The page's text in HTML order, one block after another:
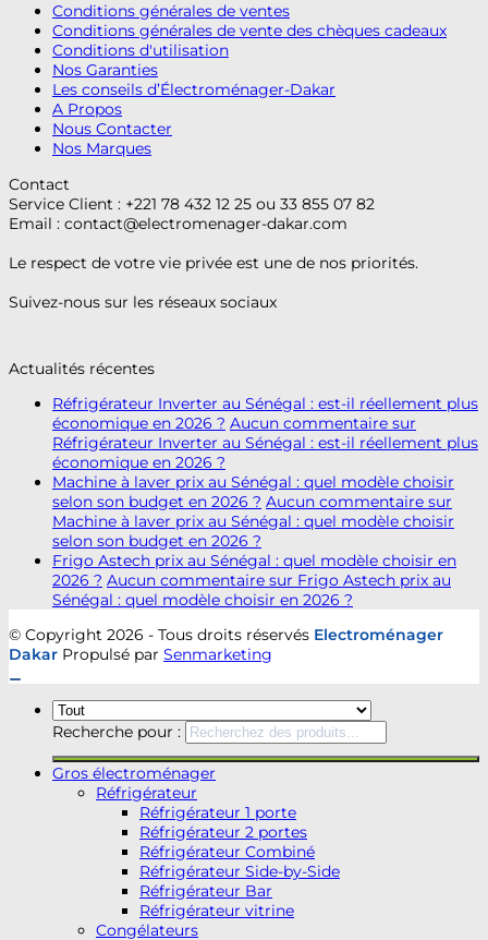
Conditions générales de ventes
Conditions générales de vente des chèques cadeaux
Conditions d'utilisation
Nos Garanties
Les conseils d’Électroménager-Dakar
A Propos
Nous Contacter
Nos Marques
Contact
Service Client : +221 78 432 12 25 ou 33 855 07 82
Email : contact@electromenager-dakar.com
Le respect de votre vie privée est une de nos priorités.
Suivez-nous sur les réseaux sociaux
Actualités récentes
Réfrigérateur Inverter au Sénégal : est-il réellement plus
économique en 2026 ? Aucun commentaire sur
Réfrigérateur Inverter au Sénégal : est-il réellement plus
économique en 2026 ?
Machine à laver prix au Sénégal : quel modèle choisir
selon son budget en 2026 ? Aucun commentaire sur
Machine à laver prix au Sénégal : quel modèle choisir
selon son budget en 2026 ?
Frigo Astech prix au Sénégal : quel modèle choisir en
2026 ? Aucun commentaire sur Frigo Astech prix au
Sénégal : quel modèle choisir en 2026 ?
© Copyright 2026 - Tous droits réservés Electroménager
Dakar Propulsé par Senmarketing
Recherche pour :
Gros électroménager
Réfrigérateur
Réfrigérateur 1 porte
Réfrigérateur 2 portes
Réfrigérateur Combiné
Réfrigérateur Side-by-Side
Réfrigérateur Bar
Réfrigérateur vitrine
Congélateurs